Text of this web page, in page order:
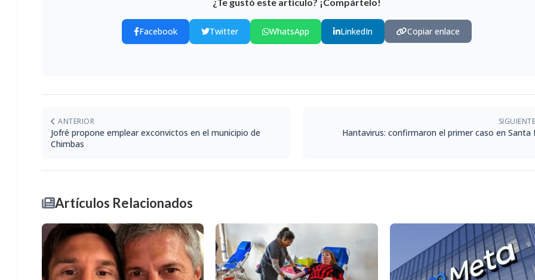
Facebook Twitter WhatsApp LinkedIn Copiar enlace
ANTERIOR
Jofré propone emplear exconvictos en el municipio de
Chimbas
Hantavirus: confirmaron el primer caso en Santa
Artículos Relacionados